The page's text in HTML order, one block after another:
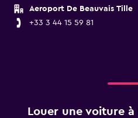
Aeroport De Beauvais Tille
+33 3 44 15 59 81
Louer une voiture